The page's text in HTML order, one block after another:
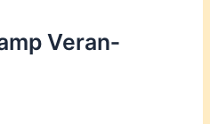
Veran­